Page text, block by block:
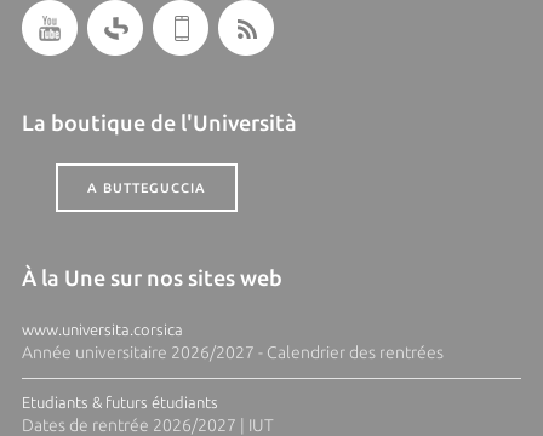
La boutique de l'Università
A BUTTEGUCCIA
À la Une sur nos sites web
www.universita.corsica
Année universitaire 2026/2027 - Calendrier des rentrées
Etudiants & futurs étudiants
Dates de rentrée 2026/2027 | IUT